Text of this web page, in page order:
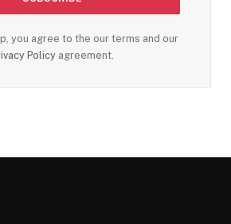
you agree to the our terms and our
Policy agreement.